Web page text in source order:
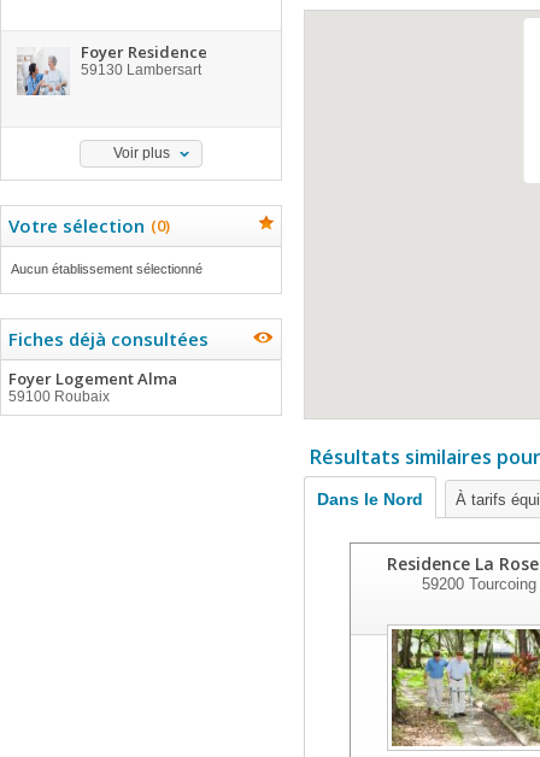
Foyer Residence
59130 Lambersart
Voir plus
Votre sélection (0)
Aucun établissement sélectionné
Fiches déjà consultées
Foyer Logement Alma
59100 Roubaix
Résultats similaires
Dans le Nord À tarifs
Residence La
59200 Tourcoing